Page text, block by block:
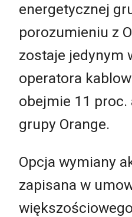
energetycznej
porozumieniu z
zostaje jedynym
operatora
obejmie 11 proc.
grupy Orange.
Opcja wymiany
zapisana w